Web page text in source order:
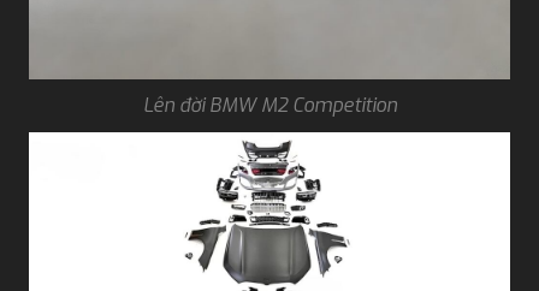
Lên đời BMW M2 Competition